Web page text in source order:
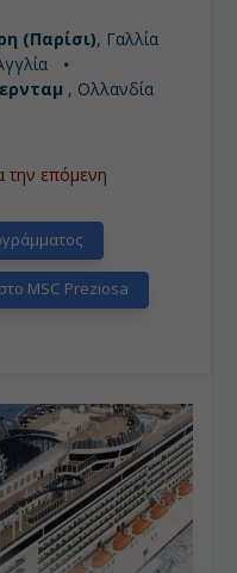
παραλία.
πολυπολιτισμικές
παγκοσμίως
και για την
του. Διαθέτει το
αφού λειτουργεί
και όχι μόνον-
(Παρίσι), Γαλλία
, Ολλανδία
την επόμενη
MSC Preziosa